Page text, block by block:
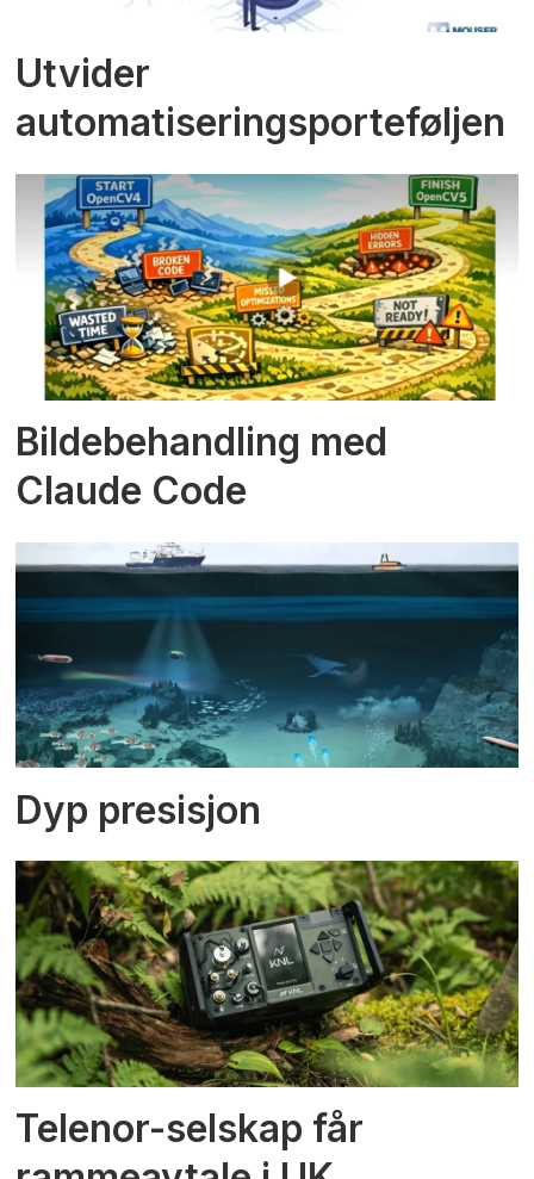
Utvider
automatiseringsporteføljen
Bildebehandling med
Claude Code
Dyp presisjon
Telenor-selskap får